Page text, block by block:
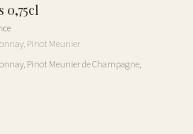
0,75cl
Pinot Meunier
Pinot Meunier de Champagne,